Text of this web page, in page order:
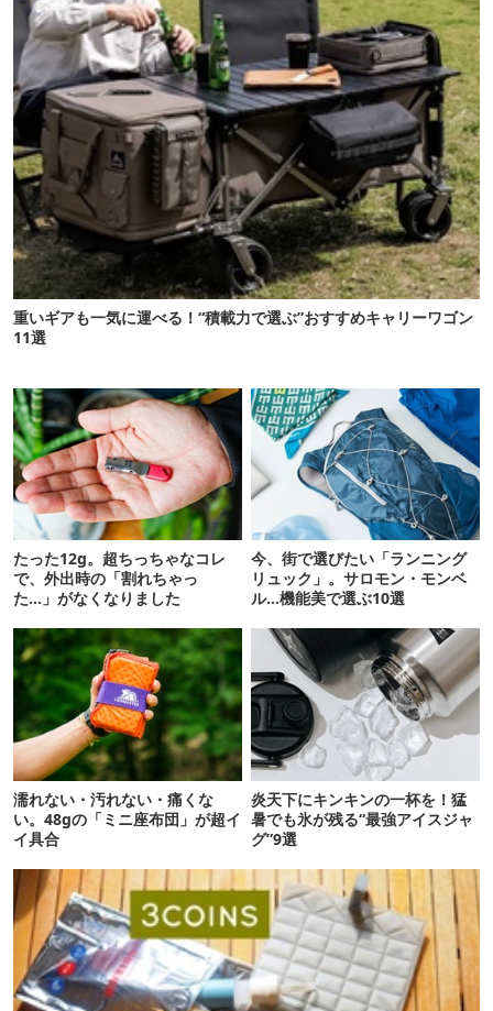
重いギアも一気に運べる！“積載力で選ぶ”おすすめキャリーワゴン
11選
たった12g。超ちっちゃなコレ
で、外出時の「割れちゃっ
た…」がなくなりました
今、街で選びたい「ランニング
リュック」。サロモン・モンベ
ル…機能美で選ぶ10選
濡れない・汚れない・痛くな
い。48gの「ミニ座布団」が超イ
イ具合
炎天下にキンキンの一杯を！猛
暑でも氷が残る“最強アイスジャ
グ”9選